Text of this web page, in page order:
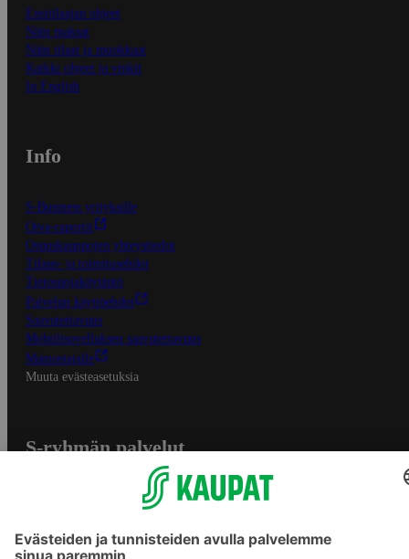
Ensitilaajan ohjeet
Näin maksat
Näin tilaat ja muokkaat
Kaikki ohjeet ja vinkit
In English
Info
S-Business yrityksille
Oiva-raportit
Osuuskauppojen yhteystiedot
Tilaus- ja toimitusehdot
Tietosuojakäytäntö
Palvelun käyttöehdot
Saavutettavuus
Mobiilisovelluksen saavutettavuus
Mainostajalle
Muuta evästeasetuksia
S-ryhmän palvelut
Yhteishyvä Ruoka -sovellus